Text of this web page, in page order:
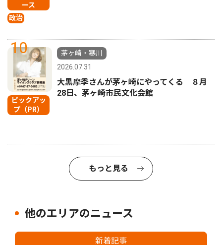
ース
政治
10
ピックアッ
プ（PR）
茅ヶ崎・寒川
2026.07.31
大黒摩季さんが茅ヶ崎にやってくる ８月
28日、茅ヶ崎市民文化会館
もっと見る
他のエリアのニュース
新着記事